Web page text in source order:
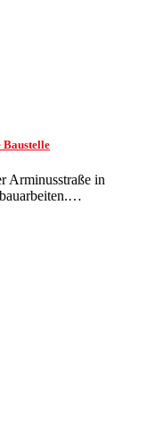
Arminusstraße in